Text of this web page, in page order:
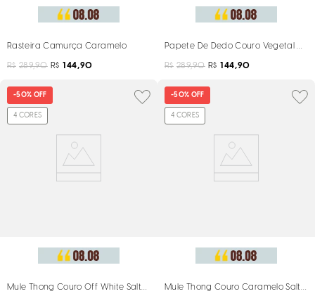
Rasteira Camurça Caramelo
R$ 289,90 R$ 144,90
Papete De Dedo Couro Vegetal
R$ 289,90 R$ 144,90
-50% OFF
4 CORES
Mule Thong Couro Off White Salto Anabela
-50% OFF
4 CORES
Mule Thong Couro Caramelo Salto